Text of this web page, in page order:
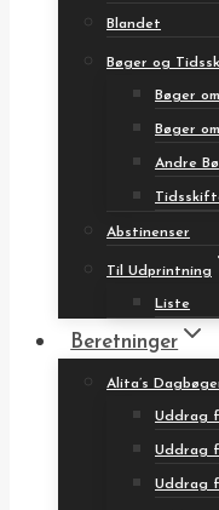
Blandet
Bøger og
Bøger
Bøger
Andre
Abstinenser
Til Udprintning
Liste
Beretninger
Alita’s
Uddrag
Uddrag
Uddrag